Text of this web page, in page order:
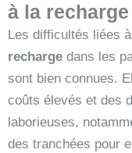
à la
Les difficultés liées
recharge dans les
sont bien connues.
coûts élevés et des
laborieuses,
des tranchées pour